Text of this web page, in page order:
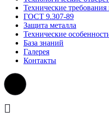
Технические
ГОСТ 9.307-89
Защита металла
Технические
База знаний
Галерея
Контакты